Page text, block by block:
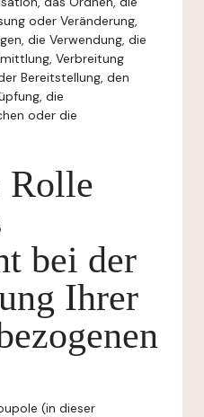
oder Veränderung,
die Verwendung, die
Verbreitung
Bereitstellung, den
die
oder die
Rolle
bei der
Ihrer
(in dieser